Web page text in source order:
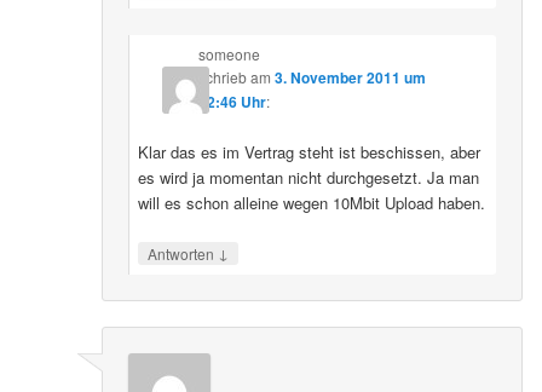
someone
schriebam 3. November 2011 um
12:46 Uhr:
Klar das es im Vertrag steht ist beschissen, aber
es wird ja momentan nicht durchgesetzt. Ja man
will es schon alleine wegen 10Mbit Upload haben.
Antworten ↓